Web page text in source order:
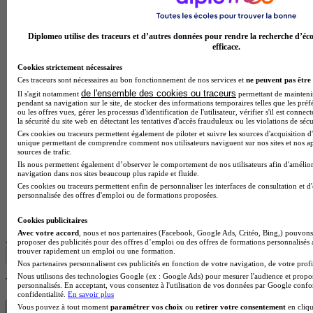
Voir l’établissement
Afficher plus de résultats
Trouve ton BTS en 1 min avec Diplomeo !
Trouver mon école
Diplomeo utilise des traceurs et d’autres données pour rendre la recherche
efficace.
Cookies strictement nécessaires
Ces traceurs sont nécessaires au bon fonctionnement de nos services et ne peuvent pas être
Il s'agit notamment de l'ensemble des cookies ou traceurs permettant de
pendant sa navigation sur le site, de stocker des informations temporaires telles que les
ou les offres vues, gérer les processus d'identification de l'utilisateur, vérifier s'il est
la sécurité du site web en détectant les tentatives d'accès frauduleux ou les violations de
Ces cookies ou traceurs permettent également de piloter et suivre les sources d'acquisition
unique permettant de comprendre comment nos utilisateurs naviguent sur nos sites et nos
sources de trafic.
Ils nous permettent également d’observer le comportement de nos utilisateurs afin
navigation dans nos sites beaucoup plus rapide et fluide.
Ces cookies ou traceurs permettent enfin de personnaliser les interfaces de consultation et
personnalisée des offres d'emploi ou de formations proposées.
Cookies publicitaires
Avec votre accord , nous et nos partenaires (Facebook, Google Ads, Critéo, Bing,)
proposer des publicités pour des offres d’emploi ou des offres de formations
trouver rapidement un emploi ou une formation.
Nos partenaires personnalisent ces publicités en fonction de votre navigation, de votre
Nous utilisons des technologies Google (ex : Google Ads) pour mesurer l'audience et
personnalisés. En acceptant, vous consentez à l'utilisation de vos données par Google
confidentialité. En savoir plus
Vous pouvez à tout moment paramétrer vos choix ou retirer votre consentement en